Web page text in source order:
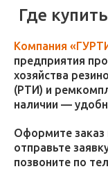
Где
Компания
предприятия
хозяйства
(РТИ) и
наличии —
Оформите заказ
отправьте
позвоните по